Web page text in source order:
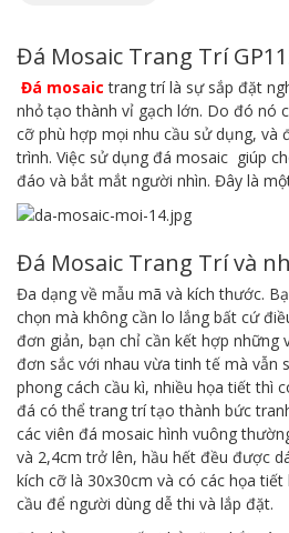
Đá Mosaic Trang Trí
Đá mosaic trang trí là sự sắp đặt
nhỏ tạo thành vỉ gạch lớn. Do đó nó
cỡ phù hợp mọi nhu cầu sử dụng, và
trình. Việc sử dụng đá mosaic giúp
đáo và bắt mắt người nhìn. Đây là
Đá Mosaic Trang Trí và
Đa dạng về mẫu mã và kích thước.
chọn mà không cần lo lắng bất cứ
đơn giản, bạn chỉ cần kết hợp những
đơn sắc với nhau vừa tinh tế mà vẫn
phong cách cầu kì, nhiều họa tiết thì
đá có thể trang trí tạo thành bức
các viên đá mosaic hình vuông
và 2,4cm trở lên, hầu hết đều được
kích cỡ là 30x30cm và có các họa
cầu để người dùng dễ thi và lắp đặt.